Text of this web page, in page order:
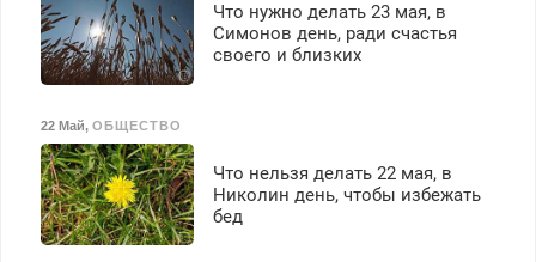
Что нужно делать 23 мая, в
Симонов день, ради счастья
своего и близких
22 Май, ОБЩЕСТВО
Что нельзя делать 22 мая, в
Николин день, чтобы избежать
бед